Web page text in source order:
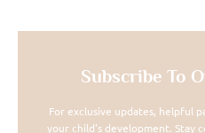
Subscribe To
For exclusive updates, helpful
your child's development. Stay